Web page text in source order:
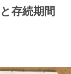
存続期間